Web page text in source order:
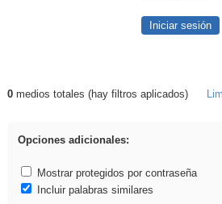
Iniciar sesión
Resultados de:
0medios totales (hay filtros aplicados)
Opciones adicionales:
Mostrar protegidos por contraseña
Incluir palabras similares